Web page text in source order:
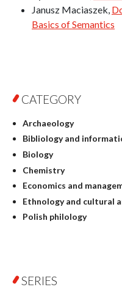
Janusz Maciaszek,
Basics of Semantics
CATEGORY
Archaeology
Bibliology and
Biology
Chemistry
Economics and
Ethnology and cultural
Polish philology
Geography
SERIES